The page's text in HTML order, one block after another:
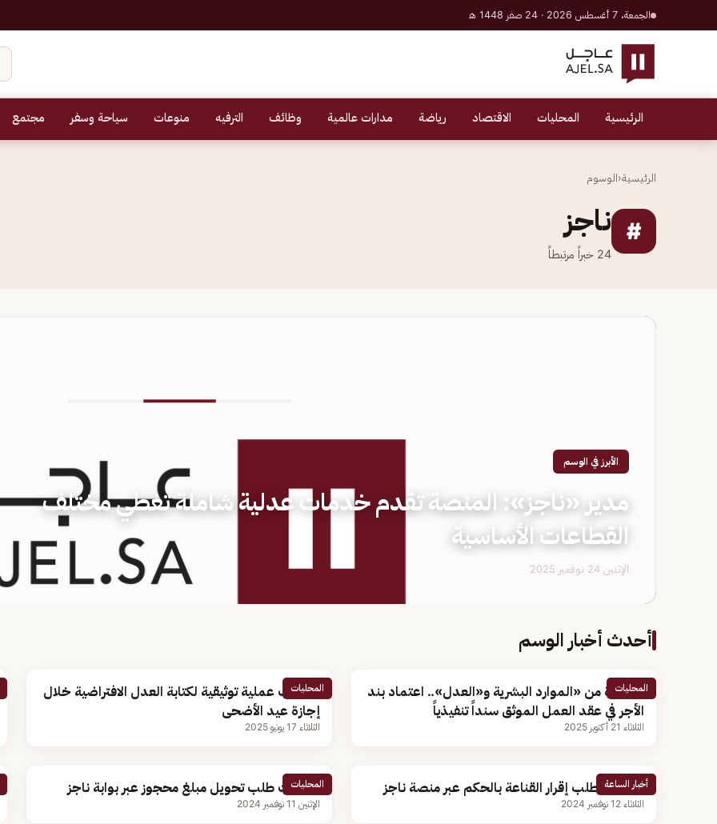
الجمعة، 7 أغسطس 2026 · 24 صفر 1448 هـ
الرئيسية المحليات الاقتصاد رياضة مدارات عالمية وظائف الترفيه منوعات سياحة وسفر مجتمع
الرئيسية‹الوسوم
# ناجز
24 خبراً مرتبطاً
الأبرز في الوسم
مدير «ناجز»: المنصة تقدم خدمات عدلية شاملة تغطي مختلف
القطاعات الأساسية
الإثنين 24 نوفمبر 2025
أحدث أخبار الوسم
المحليات
بمبادرة من «الموارد البشرية و«العدل».. اعتماد بند
الأجر في عقد العمل الموثق سنداً تنفيذياً
الثلاثاء 21 أكتوبر 2025
المحليات22 ألف عملية توثيقية لكتابة العدل الافتراضية خلال
إجازة عيد الأضحى
الثلاثاء 17 يونيو 2025
أخبار الساعة
خطوات طلب إقرار القناعة بالحكم عبر منصة ناجز
الثلاثاء 12 نوفمبر 2024
المحليات
خطوات طلب تحويل مبلغ محجوز عبر بوابة ناجز
الإثنين 11 نوفمبر 2024